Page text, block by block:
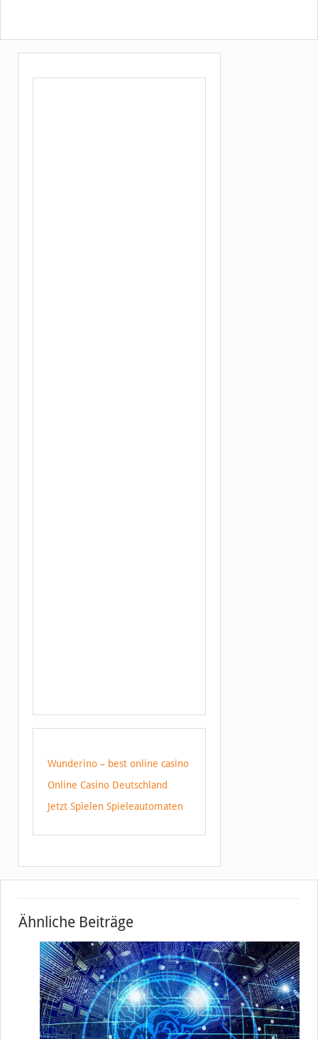
Wunderino – best online casino
Online Casino Deutschland
Jetzt Spielen Spieleautomaten
Ähnliche Beiträge